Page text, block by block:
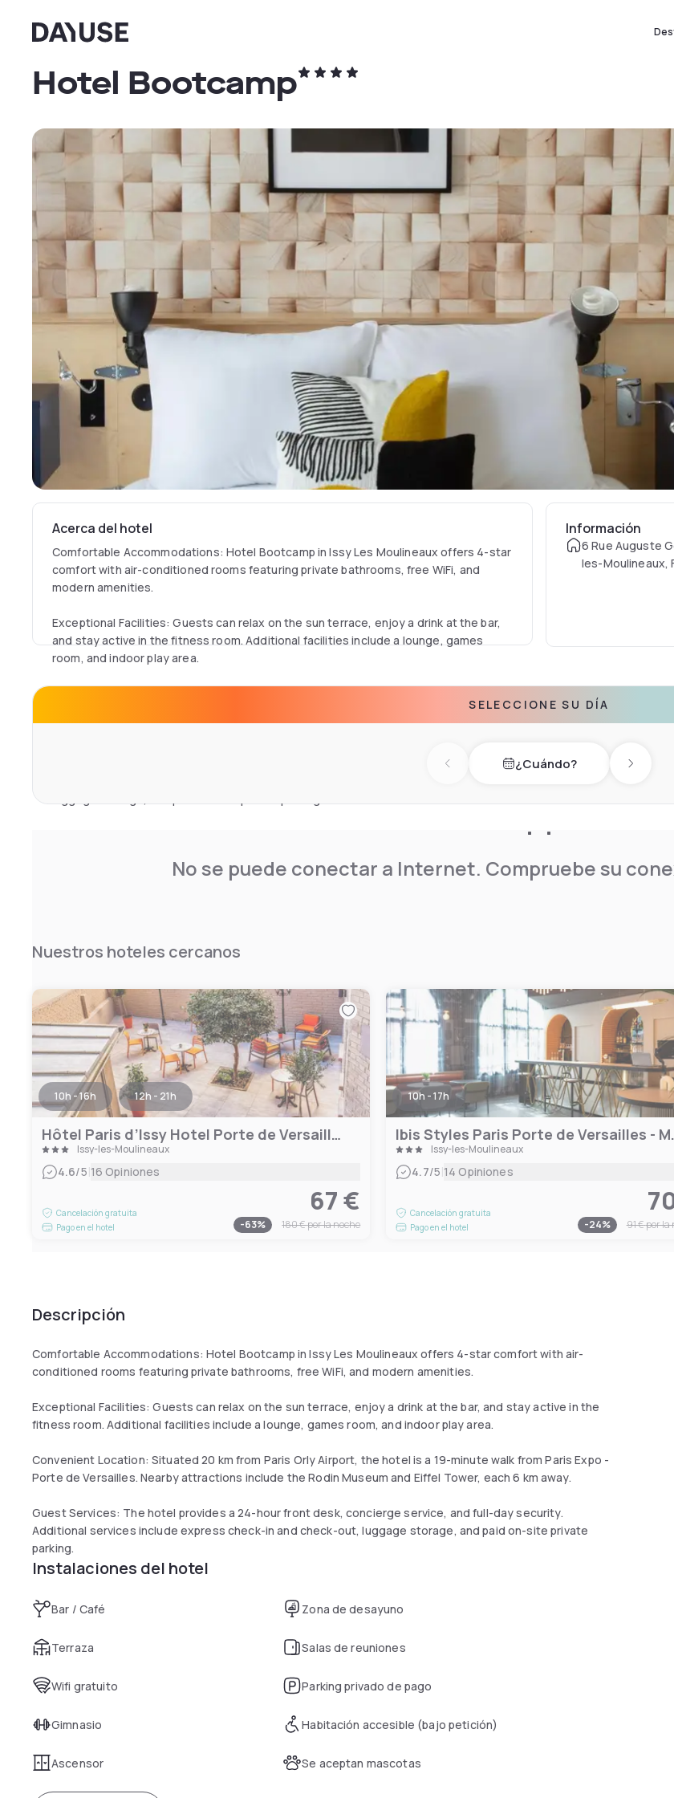
Dayuse
Hotel Bootcamp
Acerca del hotel
Comfortable Accommodations: Hotel Bootcamp in Issy Les Moulineaux offers 4-star
comfort with air-conditioned rooms featuring private bathrooms, free WiFi, and
modern amenities.
Exceptional Facilities: Guests can relax on the sun terrace, enjoy a drink at the bar,
and stay active in the fitness room. Additional facilities include a lounge, games
room, and indoor play area.
walk from Paris Expo - Porte de Versailles. Nearby attractions include the Rodin
Museum and Eiffel Tower, each 6 km away.
Guest Services: The hotel provides a 24-hour front desk, concierge service, and
Información
6 Rue Auguste
les-Moulineaux,
SELECCIONE SU DÍA
Previous day¿Cuándo? Next day
No se puede conectar a Internet. Compruebe su
Nuestros hoteles cercanos
10h - 16h 12h - 21h
Hôtel Paris d’Issy Hotel Porte de Versailles
Issy-les-Moulineaux
4.6/5|16 Opiniones
Cancelación gratuita
Pago en el hotel
67 €
-63% 180 €por la noche
10h - 17h
Ibis
Issy-les-Moulineaux
4.7/5|14 Opiniones
Cancelación gratuita
Pago en el hotel
-24% 91 €por la
Descripción
Comfortable Accommodations: Hotel Bootcamp in Issy Les Moulineaux offers 4-star comfort with air-
conditioned rooms featuring private bathrooms, free WiFi, and modern amenities.
Exceptional Facilities: Guests can relax on the sun terrace, enjoy a drink at the bar, and stay active in the
fitness room. Additional facilities include a lounge, games room, and indoor play area.
Convenient Location: Situated 20 km from Paris Orly Airport, the hotel is a 19-minute walk from Paris Expo -
Porte de Versailles. Nearby attractions include the Rodin Museum and Eiffel Tower, each 6 km away.
Guest Services: The hotel provides a 24-hour front desk, concierge service, and full-day security.
Additional services include express check-in and check-out, luggage storage, and paid on-site private
parking.
Instalaciones del hotel
Bar / Café Zona de desayuno
Terraza Salas de reuniones
Wifi gratuito Parking privado de pago
Gimnasio Habitación accesible (bajo petición)
Ascensor Se aceptan mascotas